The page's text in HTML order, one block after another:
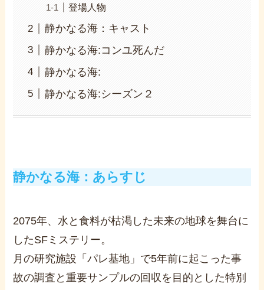
登場人物
静かなる海：キャスト
静かなる海:コンユ死んだ
静かなる海:
静かなる海:シーズン２
静かなる海：あらすじ
2075年、水と食料が枯渇した未来の地球を舞台に
したSFミステリー。
月の研究施設「パレ基地」で5年前に起こった事
故の調査と重要サンプルの回収を目的とした特別